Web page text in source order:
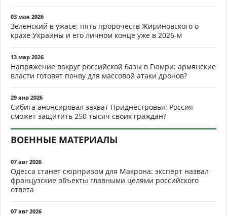
03 мая 2026
Зеленский в ужасе: пять пророчеств Жириновского о
крахе Украины и его личном конце уже в 2026-м
13 мар 2026
Напряжение вокруг российской базы в Гюмри: армянские
власти готовят почву для массовой атаки дронов?
29 янв 2026
Сибига анонсировал захват Приднестровья: Россия
сможет защитить 250 тысяч своих граждан?
ВОЕННЫЕ МАТЕРИАЛЫ
07 авг 2026
Одесса станет сюрпризом для Макрона: эксперт назвал
французские объекты главными целями российского
ответа
07 авг 2026